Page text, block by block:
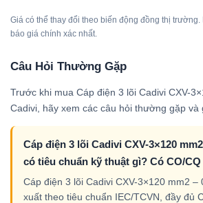
Giá có thể thay đổi theo biến động đồng thị trường.
báo giá chính xác nhất.
Câu Hỏi Thường Gặp
Trước khi mua Cáp điện 3 lõi Cadivi CXV-
Cadivi, hãy xem các câu hỏi thường gặp và
Cáp điện 3 lõi Cadivi CXV-3×120
có tiêu chuẩn kỹ thuật gì? Có CO/
Cáp điện 3 lõi Cadivi CXV-3×120 mm2 –
xuất theo tiêu chuẩn IEC/TCVN, đầy đủ